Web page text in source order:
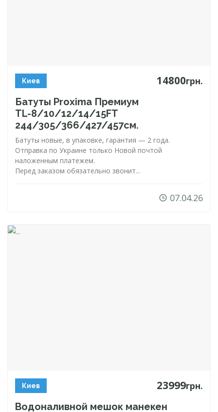
Киев 14800грн.
Батуты Proxima Премиум
TL-8/10/12/14/15FT
244/305/366/427/457см.
Батуты новые, в упаковке, гарантия — 2 года.
Отправка по Украине только Новой почтой
наложенным платежем.
Перед заказом обязательно звонит...
07.04.26
Киев 23999грн.
Водоналивной мешок манекен